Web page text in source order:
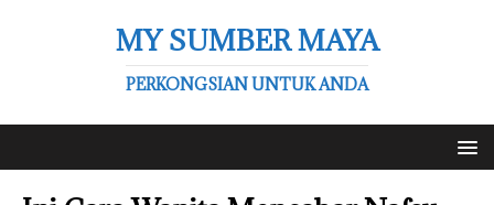
MY SUMBER MAYA
PERKONGSIAN UNTUK ANDA